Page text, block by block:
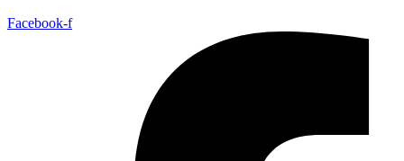
Facebook-f